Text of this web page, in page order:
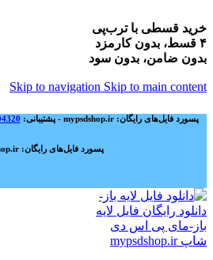
خرید قسطی با ترب‌پی
۴ قسط، بدون کارمزد
بدون ضامن، بدون سود
Skip to navigation Skip to main content
پسورد فایل‌های رایگان: mypsdshop.ir - پشتیبانی: arshiya_ag@yahoo.com
پسورد فایل‌های رایگان: mypsdshop.ir